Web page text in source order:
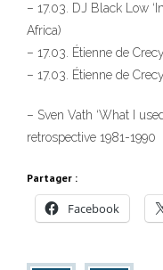
– 17.03. DJ Black Low
Africa)
– 17.03. Étienne de
– 17.03. Étienne de
– Sven Vath ‘What I
retrospective 1981-1990
Partager :
Facebook